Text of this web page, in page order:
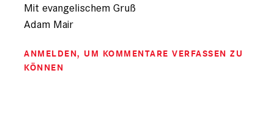
Mit evangelischem Gruß
Adam Mair
ANMELDEN, UM KOMMENTARE VERFASSEN ZU
KÖNNEN